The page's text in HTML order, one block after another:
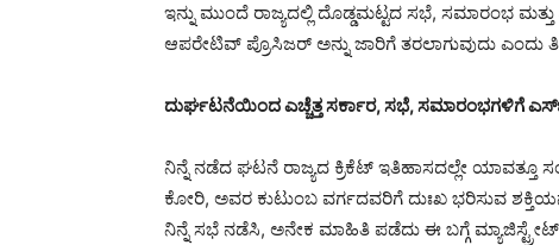
ಇನ್ನು ಮುಂದೆ ರಾಜ್ಯದಲ್ಲಿ ದೊಡ್ಡಮಟ್ಟದ ಸಭೆ, ಸಮಾರಂಭ
ಆಪರೇಟಿವ್ ಪ್ರೊಸಿಜರ್ ಅನ್ನು ಜಾರಿಗೆ ತರಲಾಗುವುದು ಎಂದು
ದುರ್ಘಟನೆಯಿಂದ ಎಚ್ಚೆತ್ತ ಸರ್ಕಾರ, ಸಭೆ, ಸಮಾರಂಭಗಳಿಗೆ
ನಿನ್ನೆ ನಡೆದ ಘಟನೆ ರಾಜ್ಯದ ಕ್ರಿಕೆಟ್ ಇತಿಹಾಸದಲ್ಲೇ ಯಾವತ್ತೂ
ಕೋರಿ, ಅವರ ಕುಟುಂಬ ವರ್ಗದವರಿಗೆ ದುಃಖ ಭರಿಸುವ
ನಿನ್ನೆ ಸಭೆ ನಡೆಸಿ, ಅನೇಕ ಮಾಹಿತಿ ಪಡೆದು ಈ ಬಗ್ಗೆ